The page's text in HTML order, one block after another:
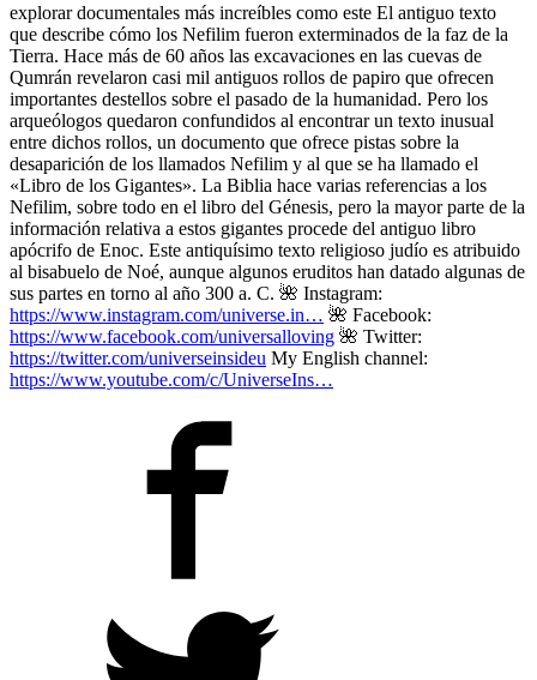
explorar documentales más increíbles como este El antiguo texto
que describe cómo los Nefilim fueron exterminados de la faz de la
Tierra. Hace más de 60 años las excavaciones en las cuevas de
Qumrán revelaron casi mil antiguos rollos de papiro que ofrecen
importantes destellos sobre el pasado de la humanidad. Pero los
arqueólogos quedaron confundidos al encontrar un texto inusual
entre dichos rollos, un documento que ofrece pistas sobre la
desaparición de los llamados Nefilim y al que se ha llamado el
«Libro de los Gigantes». La Biblia hace varias referencias a los
Nefilim, sobre todo en el libro del Génesis, pero la mayor parte de la
información relativa a estos gigantes procede del antiguo libro
apócrifo de Enoc. Este antiquísimo texto religioso judío es atribuido
al bisabuelo de Noé, aunque algunos eruditos han datado algunas de
sus partes en torno al año 300 a. C. 🌺 Instagram:
https://www.instagram.com/universe.in… 🌺 Facebook:
https://www.facebook.com/universalloving 🌺 Twitter:
https://twitter.com/universeinsideu My English channel:
https://www.youtube.com/c/UniverseIns…